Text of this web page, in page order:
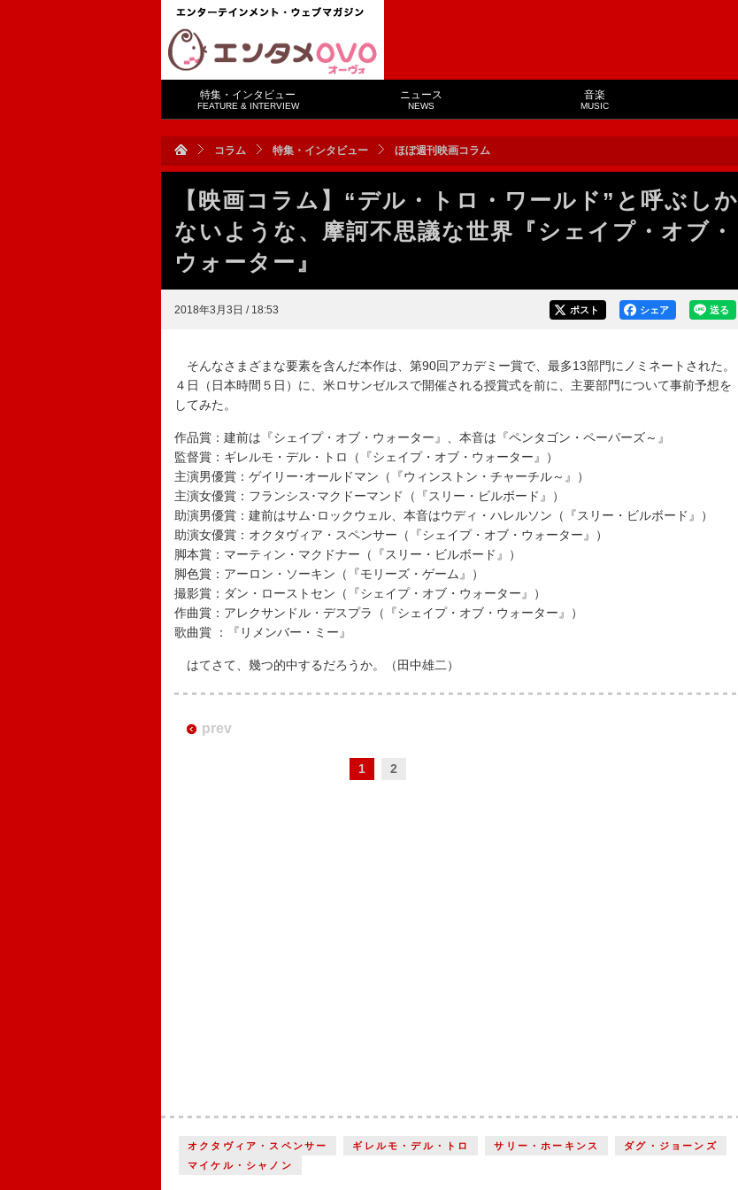
特集・インタビュー
FEATURE & INTERVIEW
ニュース
NEWS
音楽
MUSIC
コラム 特集・インタビュー ほぼ週刊映画コラム
【映画コラム】“デル・トロ・ワールド”と呼ぶしか
ないような、摩訶不思議な世界『シェイプ・オブ・
ウォーター』
2018年3月3日 / 18:53 送る
シェア
ポスト
そんなさまざまな要素を含んだ本作は、第90回アカデミー賞で、最多13部門にノミネートされた。
４日（日本時間５日）に、米ロサンゼルスで開催される授賞式を前に、主要部門について事前予想を
してみた。
作品賞：建前は『シェイプ・オブ・ウォーター』、本音は『ペンタゴン・ペーパーズ～』
監督賞：ギレルモ・デル・トロ（『シェイプ・オブ・ウォーター』）
主演男優賞：ゲイリー･オールドマン（『ウィンストン・チャーチル～』）
主演女優賞：フランシス･マクドーマンド（『スリー・ビルボード』）
助演男優賞：建前はサム･ロックウェル、本音はウディ・ハレルソン（『スリー・ビルボード』）
助演女優賞：オクタヴィア・スペンサー（『シェイプ・オブ・ウォーター』）
脚本賞：マーティン・マクドナー（『スリー・ビルボード』）
脚色賞：アーロン・ソーキン（『モリーズ・ゲーム』）
撮影賞：ダン・ローストセン（『シェイプ・オブ・ウォーター』）
作曲賞：アレクサンドル・デスプラ（『シェイプ・オブ・ウォーター』）
歌曲賞 ：『リメンバー・ミー』
はてさて、幾つ的中するだろうか。（田中雄二）
prev
1 2
オクタヴィア・スペンサー ギレルモ・デル・トロ サリー・ホーキンス
ダグ・ジョーンズ
マイケル・シャノン